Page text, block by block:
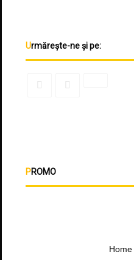
Urmărește-ne și pe:
PROMO
Home